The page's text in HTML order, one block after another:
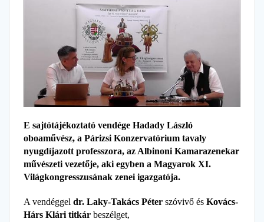
E sajtótájékoztató vendége Hadady László
oboaművész, a Párizsi Konzervatórium tavaly
nyugdíjazott professzora, az Albinoni Kamarazenekar
művészeti vezetője, aki egyben a Magyarok XI.
Világkongresszusának zenei igazgatója.
A vendéggel dr. Laky-Takács Péter szóvivő és Kovács-
Hárs Klári titkár beszélget,